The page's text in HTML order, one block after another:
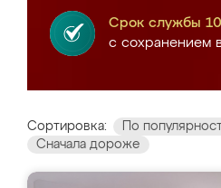
Срок службы
с сохранением
Сортировка: По
Сначала дороже